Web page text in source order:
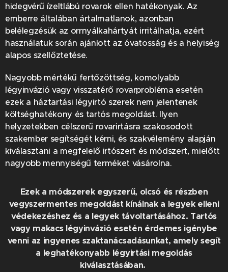
hidegvérű ízeltlábú rovarok ellen hatékonyak. Az
emberre általában ártalmatlanok, azonban
belélegzésük az orrnyálkahártyát irritálhatja, ezért
használatuk során ajánlott az óvatosság és a helyiség
alapos szellőztetése.
Nagyobb mértékű fertőzöttség, komolyabb
légyinvázió vagy visszatérő rovarprobléma esetén
ezek a háztartási légyirtó szerek nem jelentenek
költséghatékony és tartós megoldást. Ilyen
helyzetekben célszerű rovarirtásra szakosodott
szakember segítségét kérni, és szakvélemény alapján
kiválasztani a megfelelő irtószert és módszert, mielőtt
nagyobb mennyiségű terméket vásárolna.
Ezek a módszerek egyszerű, olcsó és részben
vegyszermentes megoldást kínálnak a legyek elleni
védekezéshez és a legyek távoltartásához. Tartós
vagy makacs légyinvázió esetén érdemes igénybe
venni az ingyenes szaktanácsadásunkat, amely segít
a leghatékonyabb légyirtási megoldás
kiválasztásában.